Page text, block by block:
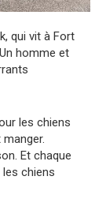
qui vit à Fort
homme et
les chiens
Et chaque
chiens